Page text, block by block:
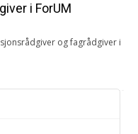
i ForUM
og fagrådgiver i
års fengsel